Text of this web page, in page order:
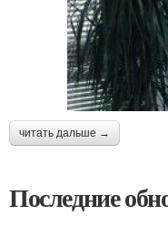
читать дальше →
Последние